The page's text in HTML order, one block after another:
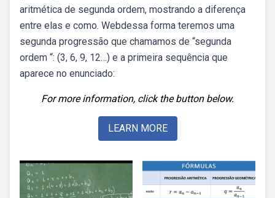
aritmética de segunda ordem, mostrando a diferença
entre elas e como. Webdessa forma teremos uma
segunda progressão que chamamos de “segunda
ordem “: (3, 6, 9, 12…) e a primeira sequência que
aparece no enunciado:
For more information, click the button below.
LEARN MORE